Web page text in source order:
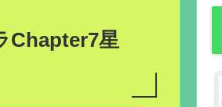
Chapter7星